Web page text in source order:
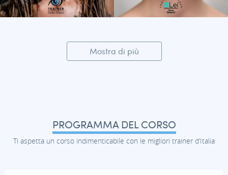
Mostra di più
PROGRAMMA DEL CORSO
Ti aspetta un corso indimenticabile con le migliori trainer d’Italia